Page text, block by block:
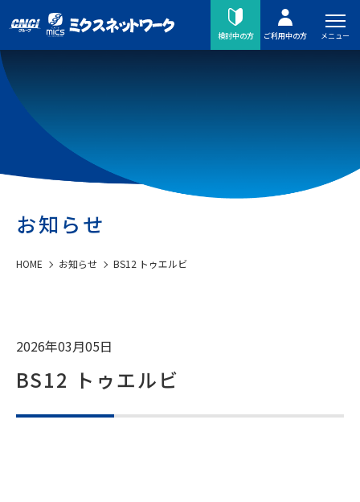
検討中の方 ご利用中の方 メニュー
お知らせ
HOME お知らせ BS12 トゥエルビ
2026年03月05日
BS12 トゥエルビ